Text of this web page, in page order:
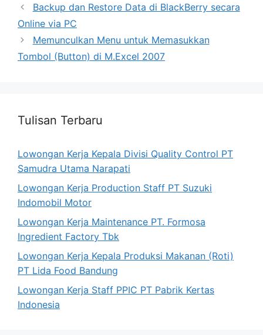
Backup dan Restore Data di BlackBerry secara
Online via PC
Memunculkan Menu untuk Memasukkan
Tombol (Button) di M.Excel 2007
Tulisan Terbaru
Lowongan Kerja Kepala Divisi Quality Control PT
Samudra Utama Narapati
Lowongan Kerja Production Staff PT Suzuki
Indomobil Motor
Lowongan Kerja Maintenance PT. Formosa
Ingredient Factory Tbk
Lowongan Kerja Kepala Produksi Makanan (Roti)
PT Lida Food Bandung
Lowongan Kerja Staff PPIC PT Pabrik Kertas
Indonesia